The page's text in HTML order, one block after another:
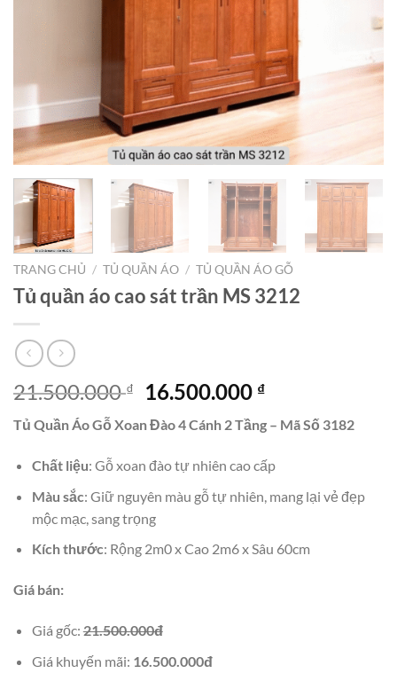
TRANG CHỦ / TỦ QUẦN ÁO / TỦ QUẦN ÁO GỖ
Tủ quần áo cao sát trần MS 3212
21.500.000₫
Giá
là:
21.500.000 ₫.
16.500.000 ₫Giá
tại
là:
16.500.000 ₫.
Tủ Quần Áo Gỗ Xoan Đào 4 Cánh 2 Tầng – Mã Số 3182
Chất liệu: Gỗ xoan đào tự nhiên cao cấp
Màu sắc: Giữ nguyên màu gỗ tự nhiên, mang lại vẻ đẹp
mộc mạc, sang trọng
Kích thước: Rộng 2m0 x Cao 2m6 x Sâu 60cm
Giá bán:
Giá gốc:21.500.000đ
Giá khuyến mãi: 16.500.000đ